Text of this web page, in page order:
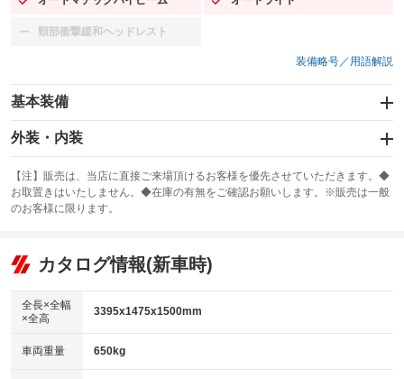
：装備あり ：装備あり
頸部衝撃緩和ヘッドレスト
：装備なし
装備略号／用語解説
基本装備
エアバッグ：運転席/助手席
：装備あり
：装備なし
サンルーフ
：装備なし ABS
リフトアップ
：装備なし
：装備なし
パワーウィンドウ
アイドリングストップ
：装備あり
外装・内装
カーナビ：SDナビ
：装備あり
TV：ワンセグ
：装備あり
ビジュアル：-／DVD再生
：装備あり
アルミホイール
：装備なし
【注】販売は、当店に直接ご来場頂けるお客様を優先させていただきます。◆
お取置きはいたしません。◆在庫の有無をご確認お願いします。※販売は一般
のお客様に限ります。
カタログ情報(新車時)
全長×全幅
×全高
3395x1475x1500mm
車両重量 650kg